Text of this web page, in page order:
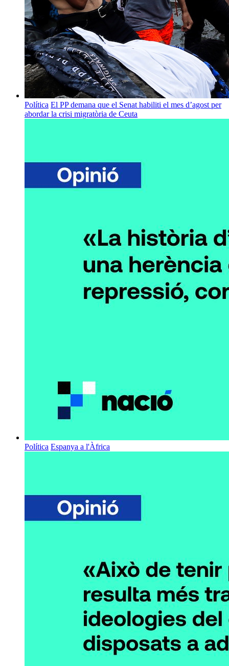
Política El PP demana que el Senat habiliti el mes d’agost per
abordar la crisi migratòria de Ceuta
Política Espanya a l'Àfrica